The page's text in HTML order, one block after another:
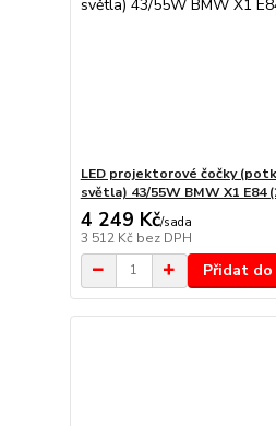
LED projektorové čočky
světla) 43/55W BMW X1 E84
4 249 Kč/sada
3 512 Kč bez DPH
Přidat do